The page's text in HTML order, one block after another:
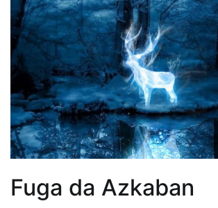
Fuga da Azkaban